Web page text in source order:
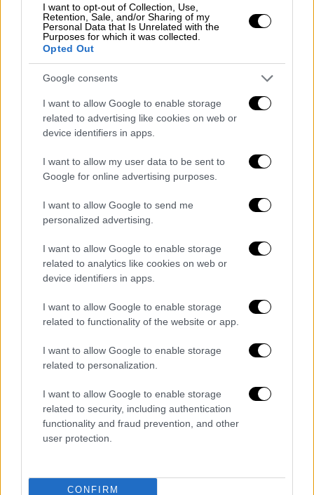
I want to opt-out of Collection, Use,
Retention, Sale, and/or Sharing of my
Personal Data that Is Unrelated with the
Purposes for which it was collected.
Opted Out
Google consents
I want to allow Google to enable storage
related to advertising like cookies on web or
device identifiers in apps.
I want to allow my user data to be sent to
Google for online advertising purposes.
I want to allow Google to send me
personalized advertising.
I want to allow Google to enable storage
related to analytics like cookies on web or
device identifiers in apps.
I want to allow Google to enable storage
related to functionality of the website or app.
I want to allow Google to enable storage
related to personalization.
I want to allow Google to enable storage
related to security, including authentication
functionality and fraud prevention, and other
user protection.
CONFIRM
Ελλάδα|13.07.2023 18:15
Οι αστυνομικοί της ΔΙΑΣ γίνονται…
τροχονόμοι: Θα έχουν μπλοκάκια και θα
Τι αλλάζει
06.03.2023 18:24
Τρόμος για 24χρονη στη Θεσσαλονίκη:
Δύο άνδρες την κλείδωσαν σε μάντρα -
Πώς την απελευθέρωσε η Άμεση Δράση